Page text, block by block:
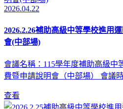
2026.04.22
2026.2.26補助高級中等學校進用
會(中部場)
會議名稱：115學年度補助高級中
費暨申請說明會（中部場） 會議
查看